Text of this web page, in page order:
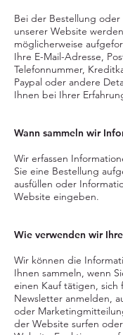
Bei der Bestellung
unserer Website
möglicherweise
Ihre E-Mail-Adresse,
Telefonnummer,
Paypal oder andere
Ihnen bei Ihrer
Wann sammeln wir
Wir erfassen
Sie eine Bestellung
ausfüllen oder
Website eingeben.
Wie verwenden wir
Wir können die
Ihnen sammeln, wenn
einen Kauf tätigen, sich
Newsletter anmelden,
oder
der Website surfen